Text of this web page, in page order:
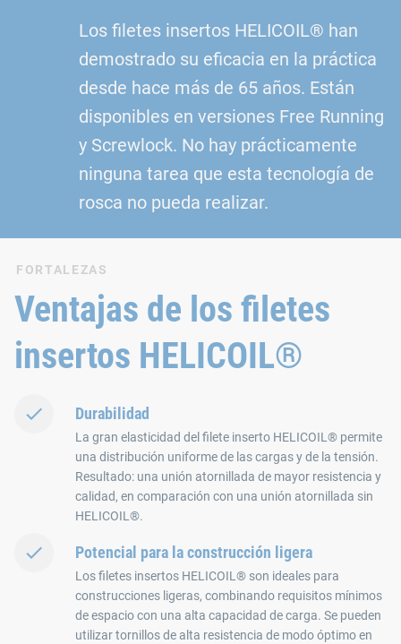
Los filetes insertos HELICOIL® han
demostrado su eficacia en la práctica
desde hace más de 65 años. Están
disponibles en versiones Free Running
y Screwlock. No hay prácticamente
ninguna tarea que esta tecnología de
rosca no pueda realizar.
FORTALEZAS
Ventajas de los filetes
insertos HELICOIL®
Durabilidad
La gran elasticidad del filete inserto HELICOIL® permite
una distribución uniforme de las cargas y de la tensión.
Resultado: una unión atornillada de mayor resistencia y
calidad, en comparación con una unión atornillada sin
HELICOIL®.
Potencial para la construcción ligera
Los filetes insertos HELICOIL® son ideales para
construcciones ligeras, combinando requisitos mínimos
de espacio con una alta capacidad de carga. Se pueden
utilizar tornillos de alta resistencia de modo óptimo en